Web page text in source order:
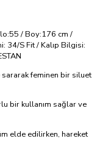
/ Boy:176 cm /
34/S Fit / Kalıp Bilgisi:
sararak feminen bir siluet
bir kullanım sağlar ve
elde edilirken, hareket